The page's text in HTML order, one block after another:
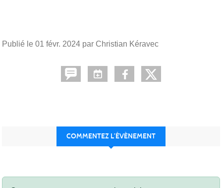
Publié le 01 févr. 2024 par Christian Kéravec
COMMENTEZ L’ÉVÈNEMENT